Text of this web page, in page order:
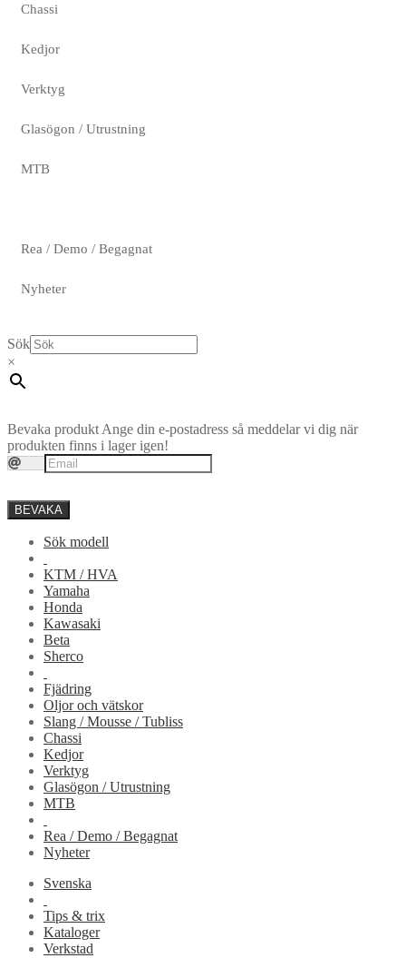
Chassi
Kedjor
Verktyg
Glasögon / Utrustning
MTB
Rea / Demo / Begagnat
Nyheter
Sök
×
Bevaka produkt Ange din e-postadress så meddelar vi dig när
produkten finns i lager igen!
BEVAKA
Sök modell
KTM / HVA
Yamaha
Honda
Kawasaki
Beta
Sherco
Fjädring
Oljor och vätskor
Slang / Mousse / Tubliss
Chassi
Kedjor
Verktyg
Glasögon / Utrustning
MTB
Rea / Demo / Begagnat
Nyheter
Svenska
Tips & trix
Kataloger
Verkstad